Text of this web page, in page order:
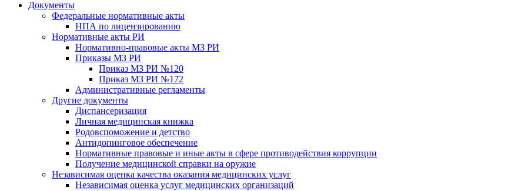
Документы
Федеральные нормативные акты
НПА по лицензированию
Нормативные акты РИ
Нормативно-правовые акты МЗ РИ
Приказы МЗ РИ
Приказ МЗ РИ №120
Приказ МЗ РИ №172
Административные регламенты
Другие документы
Диспансеризация
Личная медицинская книжка
Родовспоможение и детство
Антидопинговое обеспечение
Нормативные правовые и иные акты в сфере противодействия коррупции
Получение медицинской справки на оружие
Независимая оценка качества оказания медицинских услуг
Независимая оценка услуг медицинскиx организаций